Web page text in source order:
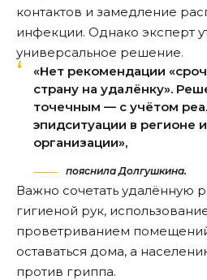
контактов и замедление
инфекции. Однако эксперт
универсальное решение.
«Нет рекомендации
страну на удалёнку».
точечным — с учётом
эпидситуации в регионе
организации»,
пояснила Долгушкина.
Важно сочетать удалённую
гигиеной рук,
проветриванием
оставаться дома, а
против гриппа.